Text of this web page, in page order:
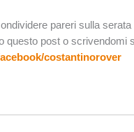
pareri sulla
questo post o scrivendomi
costantinorover